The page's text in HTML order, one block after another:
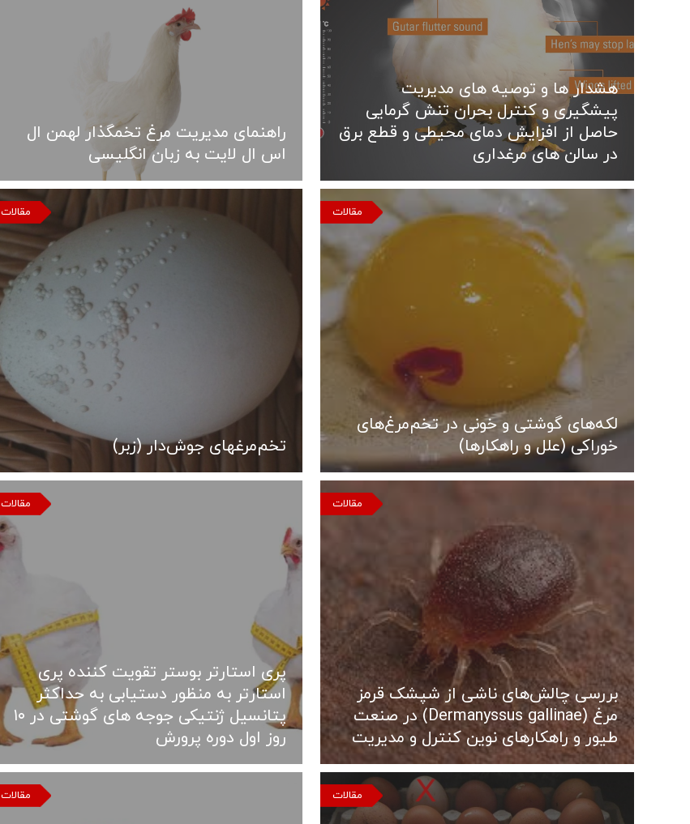
هشدار ها و توصیه های مدیریت
پیشگیری و کنترل بحران تنش گرمایی
حاصل از افزایش دمای محیطی و قطع برق
در سالن های مرغداری
راهنمای مدیریت مرغ تخمگذار لهمن ال
اس ال لایت به زبان انگلیسی
لکه‌های گوشتی و خونی در تخم‌مرغ‌های
خوراکی (علل و راهکارها)
مقالات
تخم‌مرغ­های جوش‌دار (زبر)
مقالات
بررسی چالش‌های ناشی از شپشک قرمز
مرغ (Dermanyssus gallinae) در صنعت
طیور و راهکارهای نوین کنترل و مدیریت
مقالات
پری استارتر بوستر تقویت کننده پری
استارتر به منظور دستیابی به حداکثر
پتانسیل ژنتیکی جوجه های گوشتی در ۱۰
روز اول دوره پرورش
مقالات
مقالات مقالات